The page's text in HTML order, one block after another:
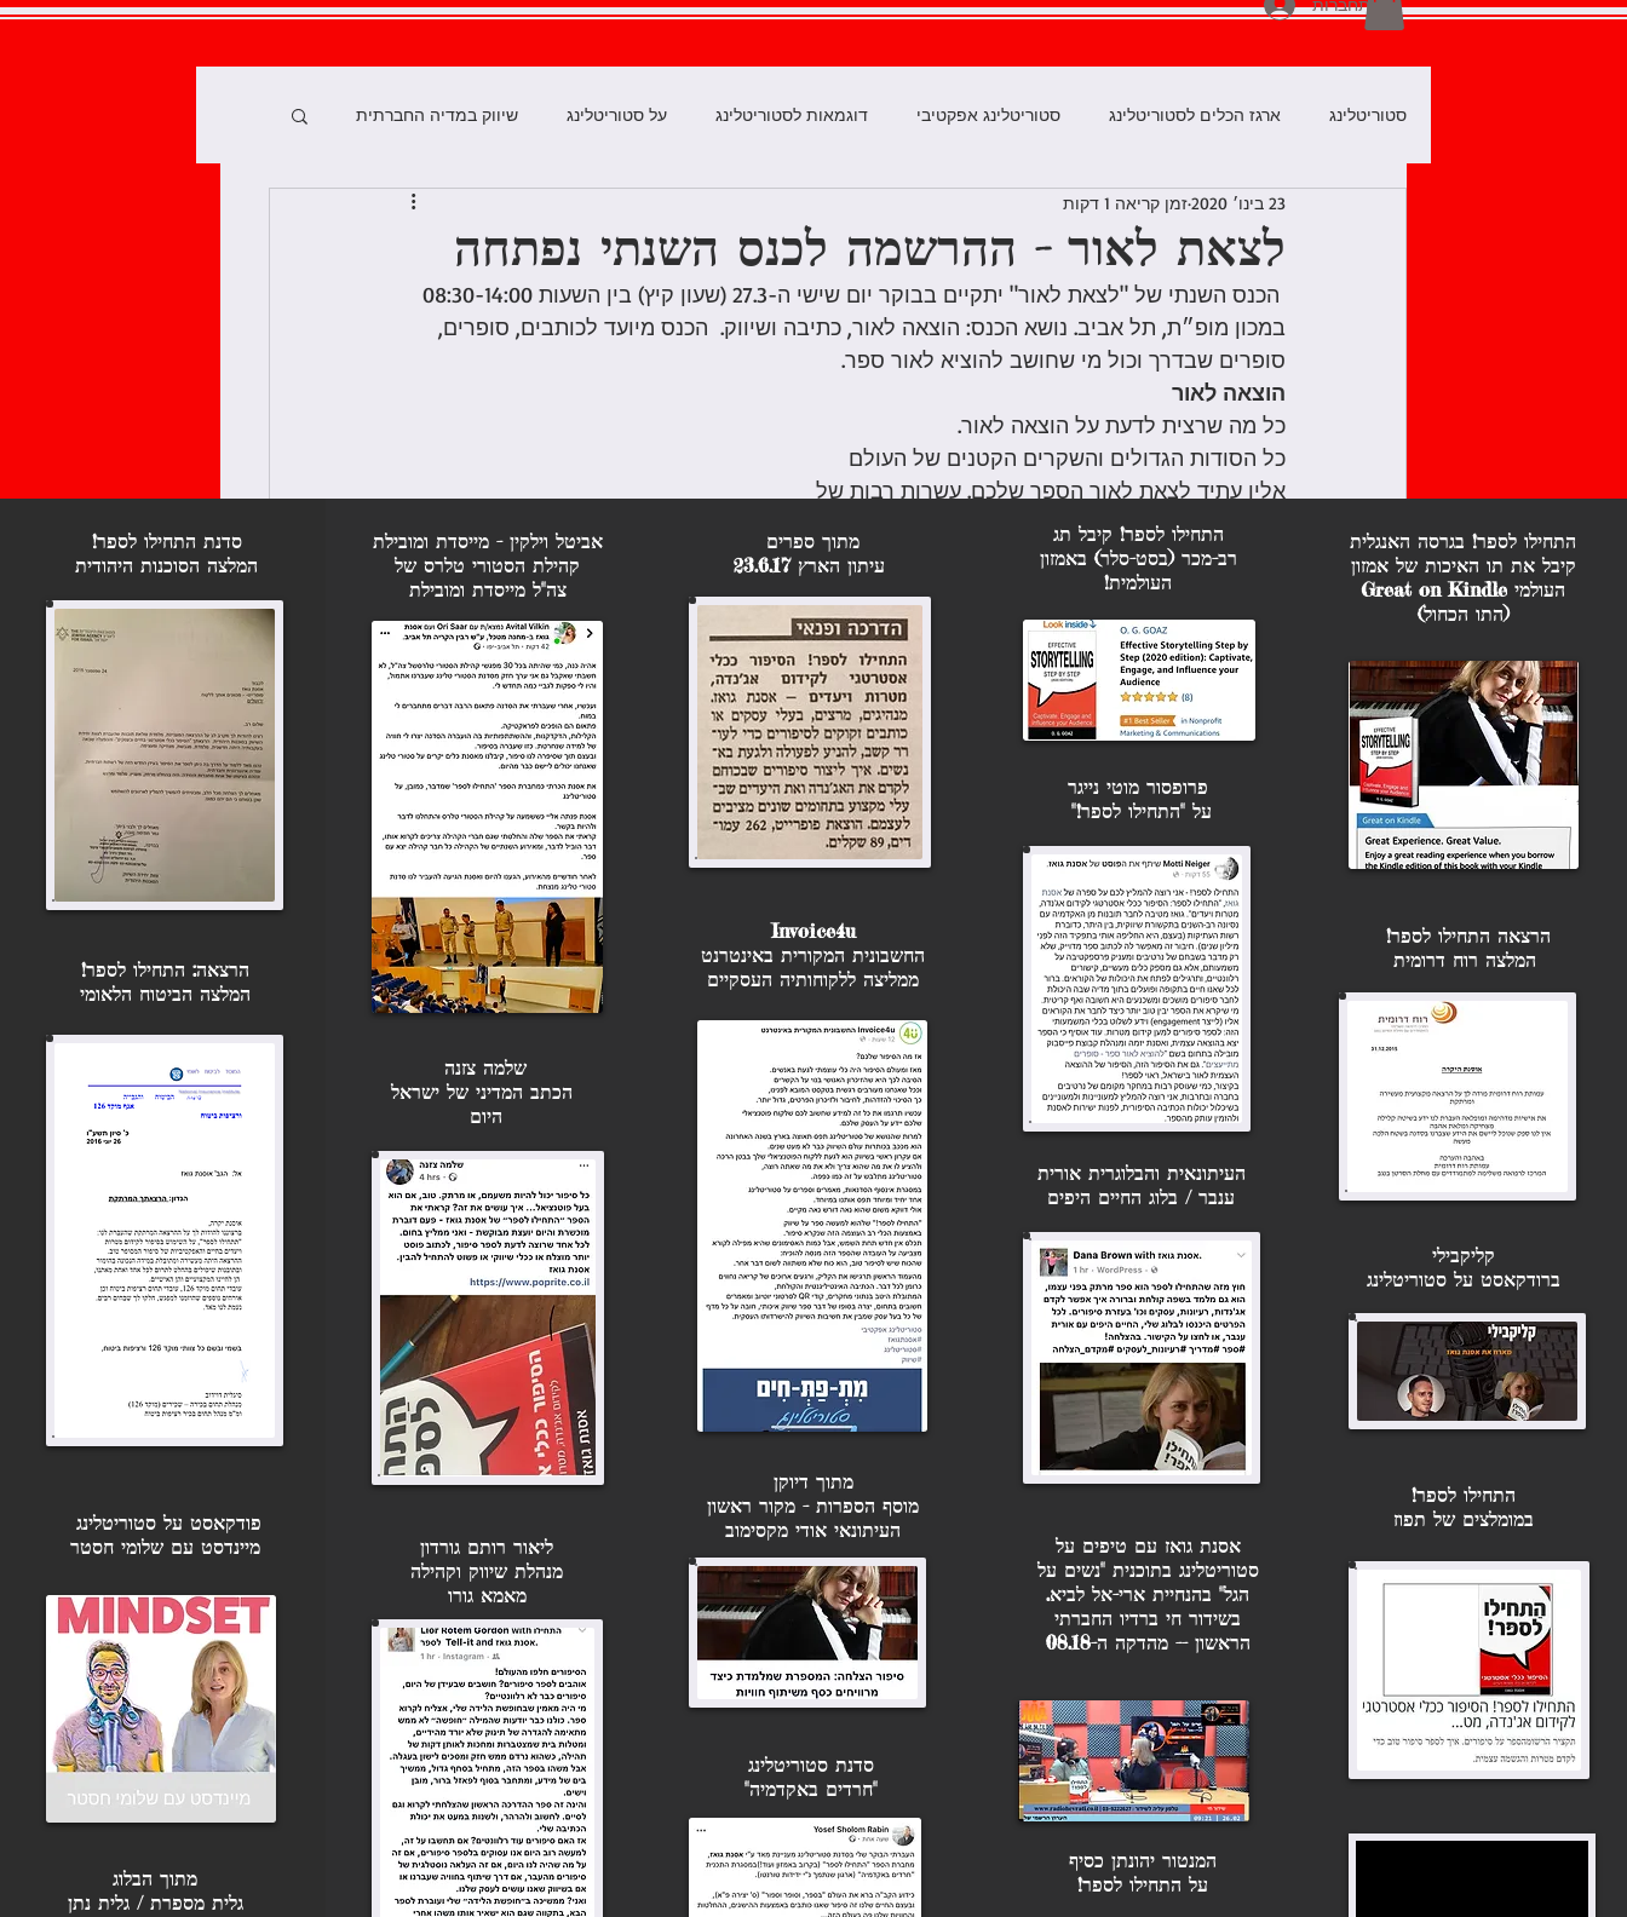
להתחברות
סטוריטלינג ארגז הכלים לסטוריטלינג סטוריטלינג אפקטיבי דוגמאות לסטוריטלינג על סטוריטלינג שיווק במדיה החברתית
אומנות הסטוריטלינג לספר את הסיפור שלך
כנסים, סדנאות, מפגשים כותבים תקשורת שיווקית אפקטיבית שיווק אוןליין סטוריטלינג בעידו הדיגיטלי
ספרי ילדים באמזון
מימון המונים לסופרים
לצאת לאור - ההרשמה לכנס השנתי נפתחה
23 בינו׳ 2020 זמן קריאה 1 דקות
במכון מופ״ת, תל אביב. נושא הכנס: הוצאה לאור, כתיבה ושיווק.  הכנס מיועד לכותבים, סופרים,
סופרים שבדרך וכול מי שחושב להוציא לאור ספר.
הוצאה לאור
כל מה שרצית לדעת על הוצאה לאור.
כל הסודות הגדולים והשקרים הקטנים של העולם
אליו עתיד לצאת לאור הספר שלכם. עשרות רבות של
טיפים והנחיות מדויקות שיצילו אתכם מטעויות של
מתחילים.
שיווק
סופרת ברשתות החברתיות – מה זה אומר בעצם?
כולם אומרים לנו לבנות קהילה ברשת אבל איך עושים את זה לעזאזל?
ההרצאות יועברו על ידי הסופרת מאירה ברנע-גולדברג, מנחת סדנאות כתיבה ועורכת ויועצת
לסופרים בתחום השיווק והכתיבה.
לפרטים ולהרשמה לכנס לחצו כאן
להוציא לאור ספר כנסים, סדנאות, מפגשים
פוסטים אחרונים
להוציא לאור ספר "כל הסודות
מאירה ברנע-גולדברג: להוציא לאור
ספר "כל הסודות והשקרים" מפגש
ברנע-גולדברג: מבוא לעולם הספרים
בישראל. כל הסודות...
עומדים לחתום על חוזה עם
הוצאה לאור? השידור הזה
בשבילכם!
על חוזים, הסכמים וזכויות יוצרים״:
מה אנחנו חייבים לשים לב לפני
שאנחנו חותמים על חוזה עם הוצאת
תגובות
סדנת התחילו לספר!
המלצה הסוכנות היהודית
הרצאה: התחילו לספר!
המלצה הביטוח הלאומי
פודקאסט על סטוריטלינג
מיינדסט עם שלומי חסטר
מתוך הבלוג
גלית מספרת / גלית נתן
אביטל וילקין - מייסדת ומובילת
קהילת הסטורי טלרס של
צה"למייסדת ומובילת
שלמה צזנה
הכתב המדיני של ישראל
היום
ליאור רותם גורדון
מנהלת שיווק וקהילה
מאמא גורו
מתוך ספרים
עיתון הארץ 23.6.17
Invoice4u
החשבונית המקורית באינטרנט
ממליצה ללקוחותיה העסקיים
מתוך דיוקן
מוסף הספרות - מקור ראשון
העיתונאי אודי מקסימוב
סדנת סטוריטלינג
"חרדים באקדמיה"
התחילו לספר! קיבל תג
רב-מכר (בסט-סלר) באמזון
העולמית!
פרופסור מוטי נייגר
על "התחילו לספר!"
העיתונאית והבלוגריתאורית
ענבר / בלוג החיים היפים
אסנת גואז עם טיפים על
סטוריטלינג בתוכנית "נשים על
הגל" בהנחיית ארי-אל לביא.
בשידור חי ברדיו החברתי
הראשון -- מהדקה ה-08.18
המנטור יהונתן כסיף
על התחילו לספר!
התחילו לספר! בגרסה האנגלית
קיבל את תו האיכות של אמזון
העולמי Great on Kindle
(התו הכחול)
הרצאה התחילו לספר!
המלצה רוח דרומית
קליקבילי
ברודקאסט על סטוריטלינג
התחילו לספר!
במומלצים של תפוז